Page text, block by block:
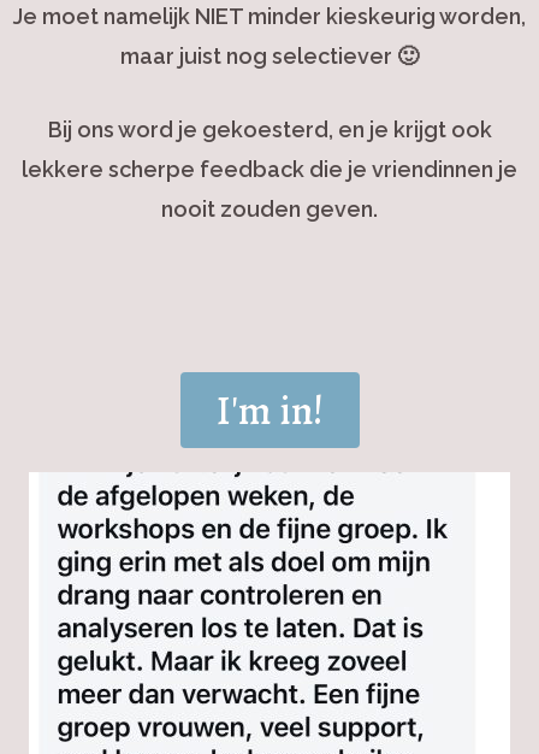
Je moet namelijk NIET minder kieskeurig worden,
maar juist nog selectiever 🙂
Bij ons word je gekoesterd, en je krijgt ook
lekkere scherpe feedback die je vriendinnen je
nooit zouden geven.
I'm in!